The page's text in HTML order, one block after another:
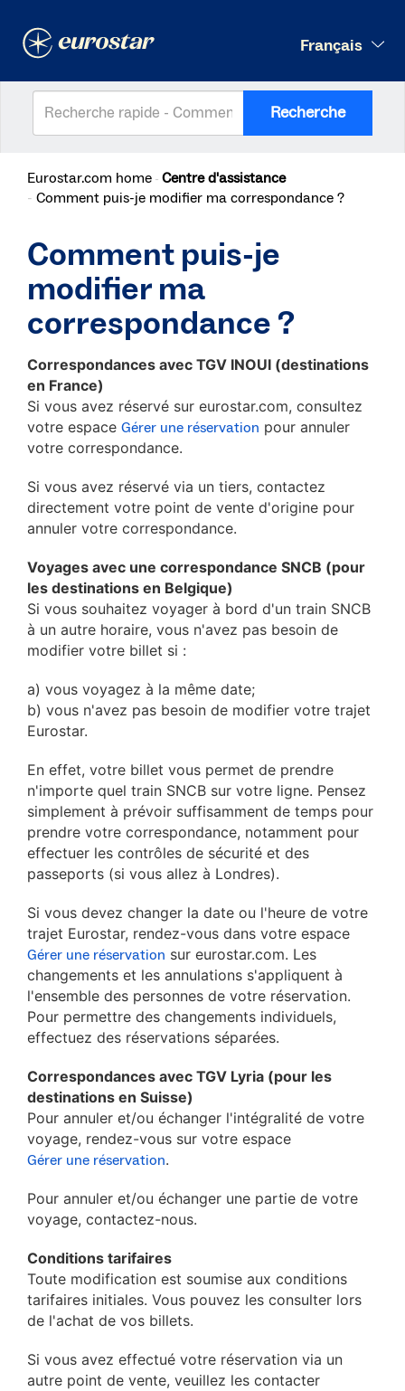
Français
Recherche
Eurostar.com home Centre d'assistance
Comment puis-je modifier ma correspondance ?
Comment puis-je
modifier ma
correspondance ?
Correspondances avec TGV INOUI (destinations
en France)
Si vous avez réservé sur eurostar.com, consultez
votre espace Gérer une réservation pour annuler
votre correspondance.
Si vous avez réservé via un tiers, contactez
directement votre point de vente d'origine pour
annuler votre correspondance.
Voyages avec une correspondance SNCB (pour
les destinations en Belgique)
Si vous souhaitez voyager à bord d'un train SNCB
à un autre horaire, vous n'avez pas besoin de
modifier votre billet si :
a) vous voyagez à la même date;
b) vous n'avez pas besoin de modifier votre trajet
Eurostar.
En effet, votre billet vous permet de prendre
n'importe quel train SNCB sur votre ligne. Pensez
simplement à prévoir suffisamment de temps pour
prendre votre correspondance, notamment pour
effectuer les contrôles de sécurité et des
passeports (si vous allez à Londres).
Si vous devez changer la date ou l'heure de votre
trajet Eurostar, rendez-vous dans votre espace
Gérer une réservation sur eurostar.com. Les
changements et les annulations s'appliquent à
l'ensemble des personnes de votre réservation.
Pour permettre des changements individuels,
effectuez des réservations séparées.
Correspondances avec TGV Lyria (pour les
destinations en Suisse)
Pour annuler et/ou échanger l'intégralité de votre
voyage, rendez-vous sur votre espace
Gérer une réservation.
Pour annuler et/ou échanger une partie de votre
voyage, contactez-nous.
Conditions tarifaires
Toute modification est soumise aux conditions
tarifaires initiales. Vous pouvez les consulter lors
de l'achat de vos billets.
Si vous avez effectué votre réservation via un
autre point de vente, veuillez les contacter